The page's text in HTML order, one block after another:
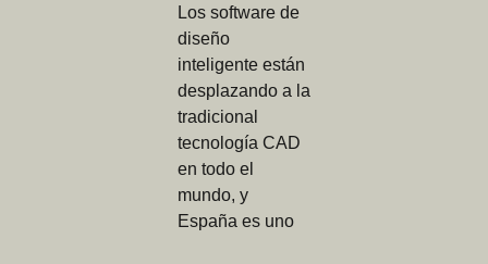
Los software de
diseño
inteligente están
desplazando a la
tradicional
tecnología CAD
en todo el
mundo, y
España es uno